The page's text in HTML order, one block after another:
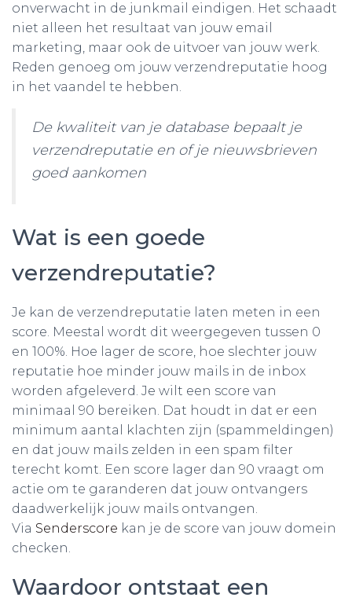
onverwacht in de junkmail eindigen. Het schaadt
niet alleen het resultaat van jouw email
marketing, maar ook de uitvoer van jouw werk.
Reden genoeg om jouw verzendreputatie hoog
in het vaandel te hebben.
De kwaliteit van je database bepaalt je
verzendreputatie en of je nieuwsbrieven
goed aankomen
Wat is een goede
verzendreputatie?
Je kan de verzendreputatie laten meten in een
score. Meestal wordt dit weergegeven tussen 0
en 100%. Hoe lager de score, hoe slechter jouw
reputatie hoe minder jouw mails in de inbox
worden afgeleverd. Je wilt een score van
minimaal 90 bereiken. Dat houdt in dat er een
minimum aantal klachten zijn (spammeldingen)
en dat jouw mails zelden in een spam filter
terecht komt. Een score lager dan 90 vraagt om
actie om te garanderen dat jouw ontvangers
daadwerkelijk jouw mails ontvangen.
Via Senderscore kan je de score van jouw domein
checken.
Waardoor ontstaat een